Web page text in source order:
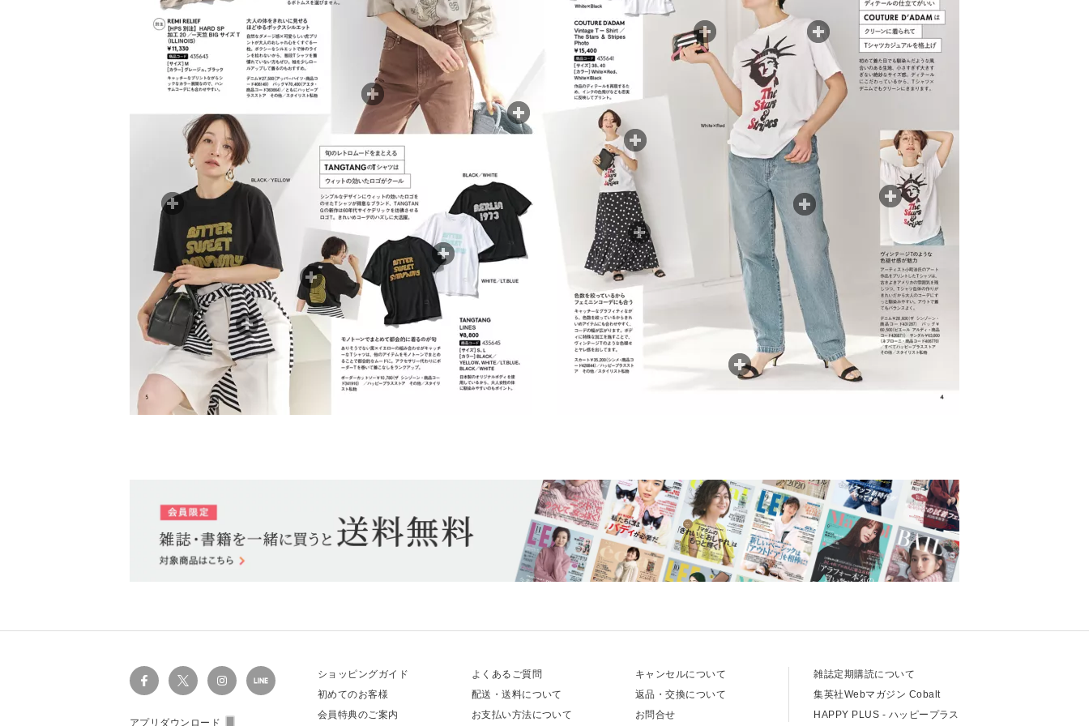
アプリダウンロード
ショッピングガイド
初めてのお客様
会員特典のご案内
よくあるご質問
配送・送料について
お支払い方法について
キャンセルについて
返品・交換について
お問合せ
雑誌定期購読について
集英社Webマガジン Cobalt
HAPPY PLUS - ハッピープラス